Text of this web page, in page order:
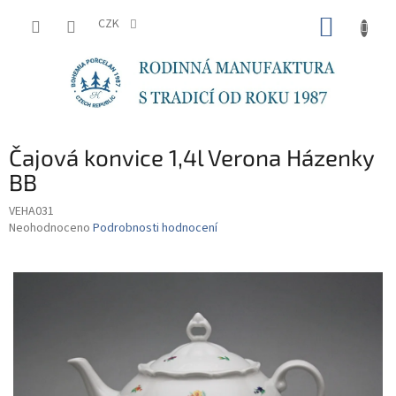
CZK
Čajová konvice 1,4l Verona Házenky
BB
VEHA031
Průměrné
je
Neohodnoceno Podrobnosti hodnocení